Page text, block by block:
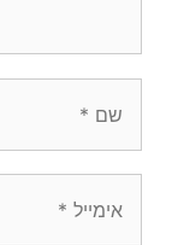
שם
אימייל